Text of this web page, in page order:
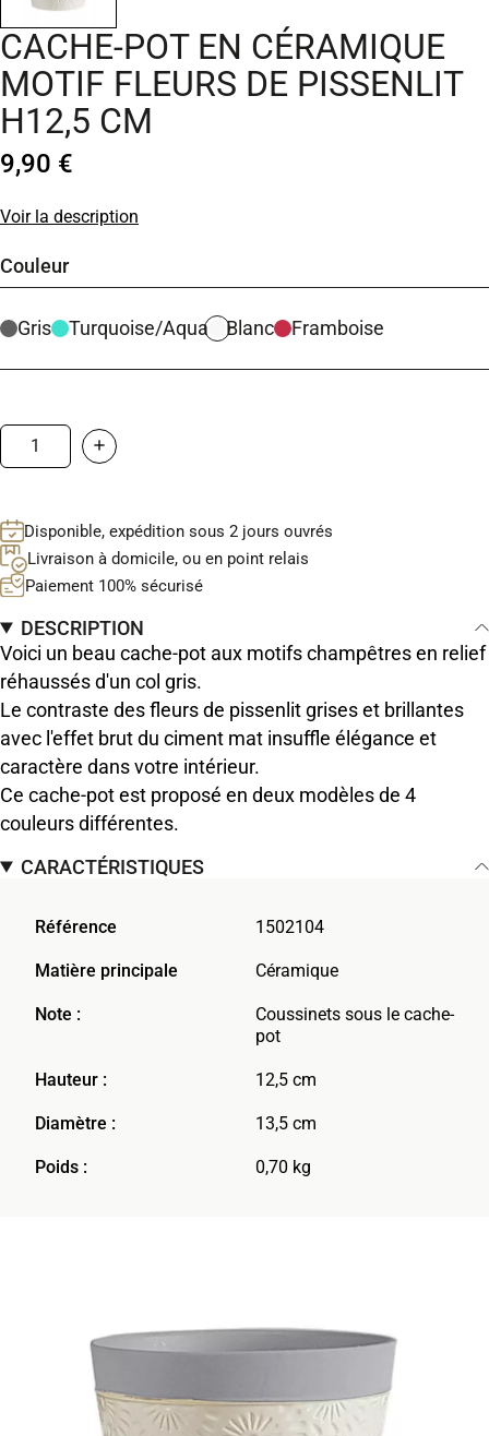
CACHE-POT EN CÉRAMIQUE
MOTIF FLEURS DE PISSENLIT
H12,5 CM
9,90 €
Voir la description
Couleur
Gris Turquoise/Aqua Blanc Framboise
Disponible, expédition sous 2 jours ouvrés
Livraison à domicile, ou en point relais
Paiement 100% sécurisé
DESCRIPTION
Voici un beau cache-pot aux motifs champêtres en relief
réhaussés d'un col gris.
Le contraste des fleurs de pissenlit grises et brillantes
avec l'effet brut du ciment mat insuffle élégance et
caractère dans votre intérieur.
Ce cache-pot est proposé en deux modèles de 4
couleurs différentes.
CARACTÉRISTIQUES
Référence 1502104
Matière principale Céramique
Note :
Coussinets sous le cache-
pot
Hauteur : 12,5 cm
Diamètre : 13,5 cm
Poids : 0,70 kg